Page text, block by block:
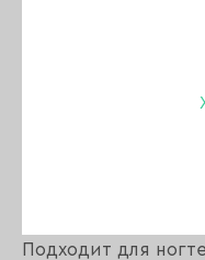
Lego Gel Lovely
и укрепления
Подходит для